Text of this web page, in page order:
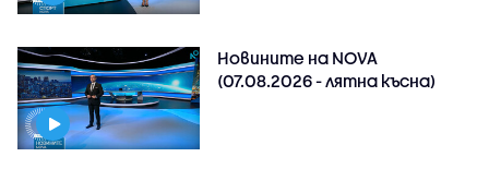
Новините на NOVA
(07.08.2026 - лятна късна)